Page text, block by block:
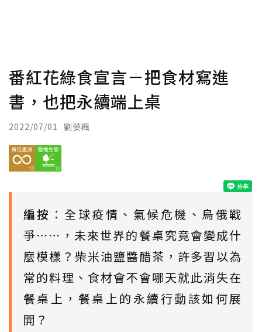
番紅花綠食宣言－把食材寫進
書，也把永續端上桌
2022/07/01 劉嫈楓
編按 ：全球疫情、氣候危機、烏俄戰
爭⋯⋯，未來世界的餐桌究竟會變成什
麼模樣？柴米油鹽醬醋茶，許多習以為
常的料理、食材會不會哪天就此消失在
餐桌上，餐桌上的永續行動該如何展
開？